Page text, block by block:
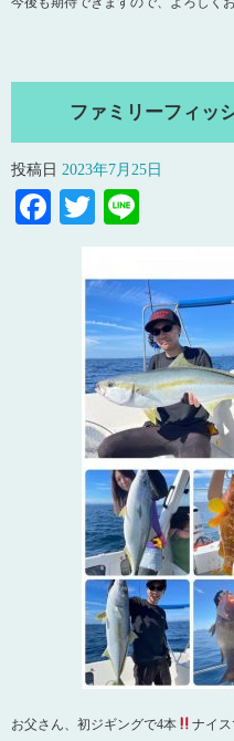
ファミリーフィッ
投稿日 2023年7月25日
Facebook
Twitter
お父さん、初ジギングで4本
ナイ